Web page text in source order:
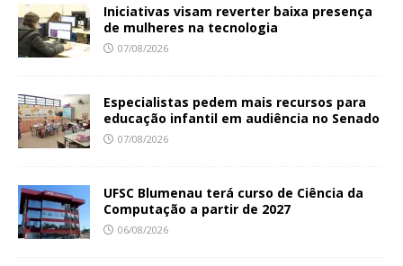
Iniciativas visam reverter baixa presença
de mulheres na tecnologia
07/08/2026
Especialistas pedem mais recursos para
educação infantil em audiência no Senado
07/08/2026
UFSC Blumenau terá curso de Ciência da
Computação a partir de 2027
06/08/2026